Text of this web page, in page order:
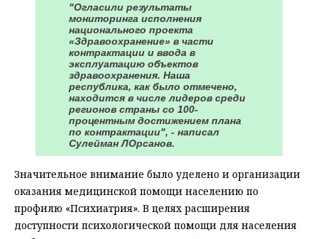
"Огласили результаты
мониторинга исполнения
национального проекта
«Здравоохранение» в части
контрактации и ввода в
эксплуатацию объектов
здравоохранения. Наша
республика, как было отмечено,
находится в числе лидеров среди
регионов страны со 100-
процентным достижением плана
по контрактации", - написал
Сулейман ЛОрсанов.
Значительное внимание было уделено и организации
оказания медицинской помощи населению по
профилю «Психиатрия». В целях расширения
доступности психологической помощи для населения